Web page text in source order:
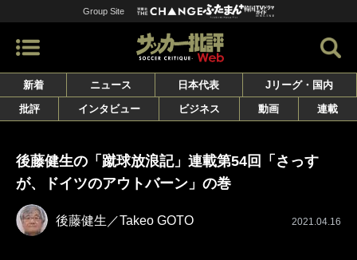
Group Site
新着 ニュース 日本代表
Jリーグ・国内
批評
インタビュー ビジネス 動画 連載
後藤健生の「蹴球放浪記」連載第54回「さっす
が、ドイツのアウトバーン」の巻
後藤健生／Takeo GOTO 2021.04.16